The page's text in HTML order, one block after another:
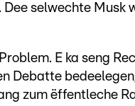
selwechte Musk
E ka seng
Debatte
zum ëffentleche